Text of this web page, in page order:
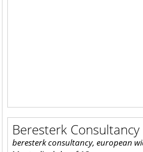
Beresterk Consultancy
beresterk consultancy, european